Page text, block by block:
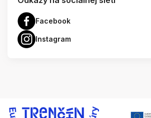
Facebook
Instagram